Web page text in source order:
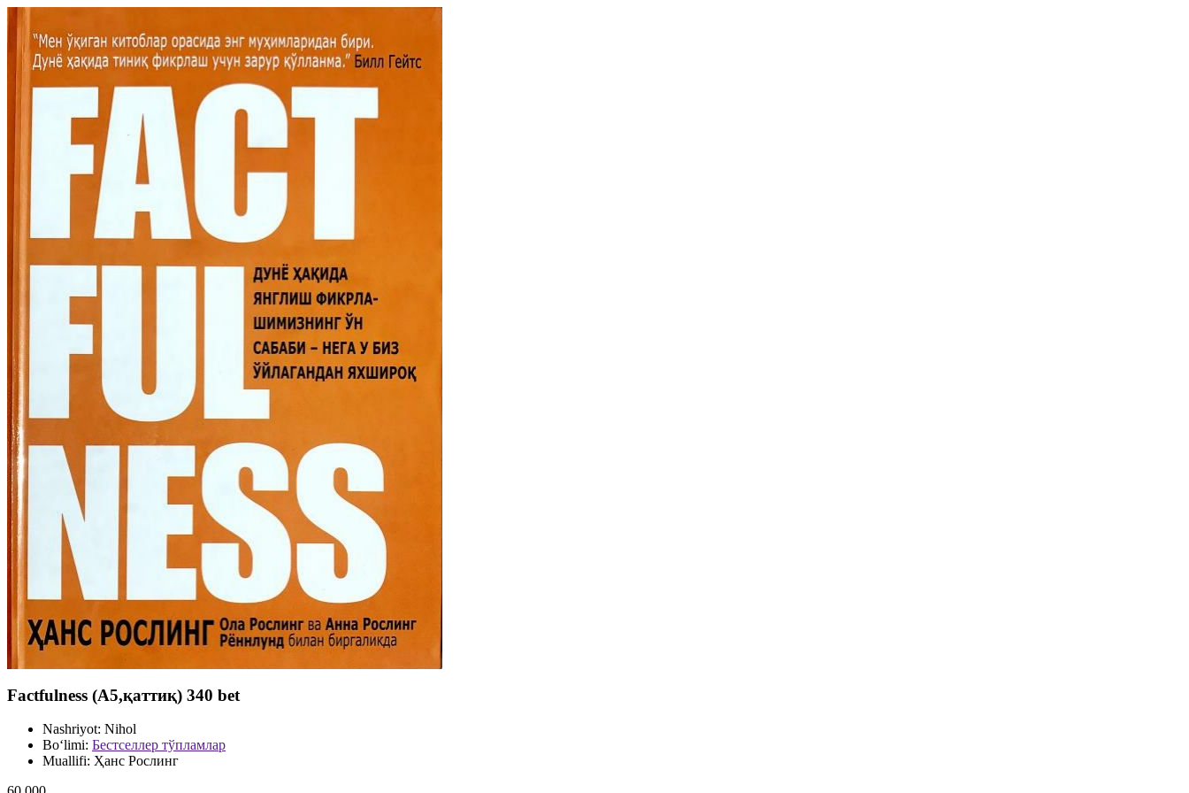
Factfulness (A5,қаттиқ) 340 bet
Nashriyot: Nihol
Bo‘limi: Бестселлер тўпламлар
Muallifi: Ҳанс Рослинг